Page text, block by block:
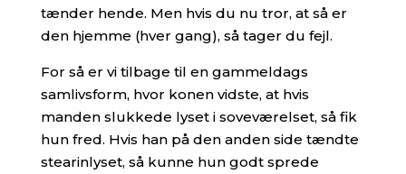
tænder hende. Men hvis du nu tror, at så er
den hjemme (hver gang), så tager du fejl.
For så er vi tilbage til en gammeldags
samlivsform, hvor konen vidste, at hvis
manden slukkede lyset i soveværelset, så fik
hun fred. Hvis han på den anden side tændte
stearinlyset, så kunne hun godt sprede